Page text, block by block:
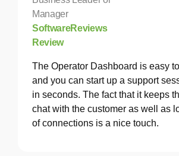
Manager
SoftwareReviews
Review
The Operator Dashboard is easy
and you can start up a support
in seconds. The fact that it keeps
chat with the customer as well as
of connections is a nice touch.